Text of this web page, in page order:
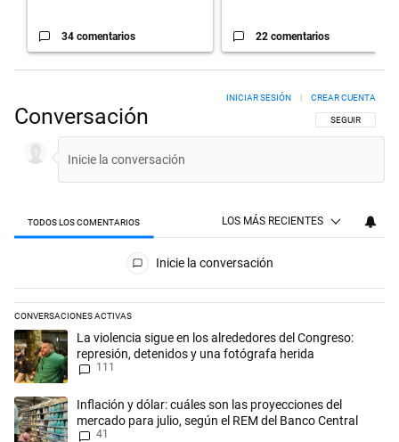
34 comentarios 22 comentarios
Conversación SIGA ESTA
SEGUIR
INICIAR SESIÓN CREAR CUENTA
TODOS LOS COMENTARIOS LOS MÁS RECIENTES
Todos los comentarios
Inicie la conversación
CONVERSACIONES ACTIVAS
Este listado muestra los artículos con más comentarios en los
Un artículo de tendencia con el título "La violencia sigue en los
La violencia sigue en los alrededores del Congreso:
represión, detenidos y una fotógrafa herida
111
Un artículo de tendencia con el título "Inflación y dólar: cuáles son
Inflación y dólar: cuáles son las proyecciones del
mercado para julio, según el REM del Banco Central
41